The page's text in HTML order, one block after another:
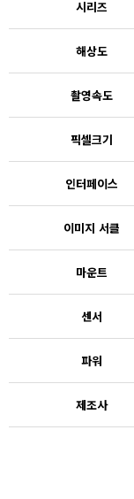
시리즈
해상도
촬영속도
픽셀크기
인터페이스
이미지 서클
마운트
센서
파워
제조사